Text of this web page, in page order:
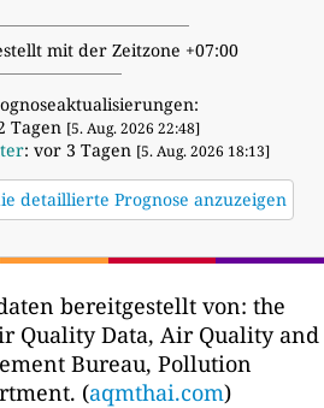
mit der Zeitzone +07:00
Tagen [5. Aug. 2026 22:48]
: vor 3 Tagen [5. Aug. 2026 18:13]
detaillierte Prognose anzuzeigen
bereitgestellt von: the
Quality Data, Air Quality and
Bureau, Pollution
(aqmthai.com)